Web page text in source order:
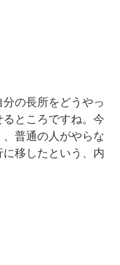
の長所をどうやっ
ところですね。今
普通の人がやらな
移したという、内